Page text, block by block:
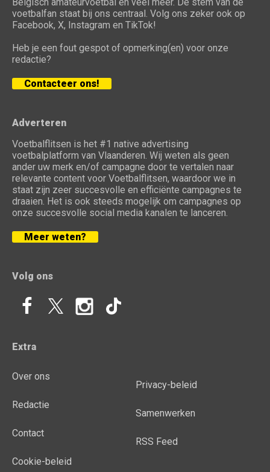
voetbalfan staat bij ons centraal. Volg ons zeker ook op
Facebook, X, Instagram en TikTok!
Heb je een fout gespot of opmerking(en) voor onze
redactie?
Contacteer ons!
Adverteren
Voetbalflitsen is het #1 native advertising
voetbalplatform van Vlaanderen. Wij weten als geen
ander uw merk en/of campagne door te vertalen naar
relevante content voor Voetbalflitsen, waardoor we in
staat zijn zeer succesvolle en efficiënte campagnes te
draaien. Het is ook steeds mogelijk om campagnes op
onze succesvolle social media kanalen te lanceren.
Meer weten?
Volg ons
Extra
Over ons
Redactie
Contact
Cookie-beleid
Privacy-beleid
Samenwerken
RSS Feed